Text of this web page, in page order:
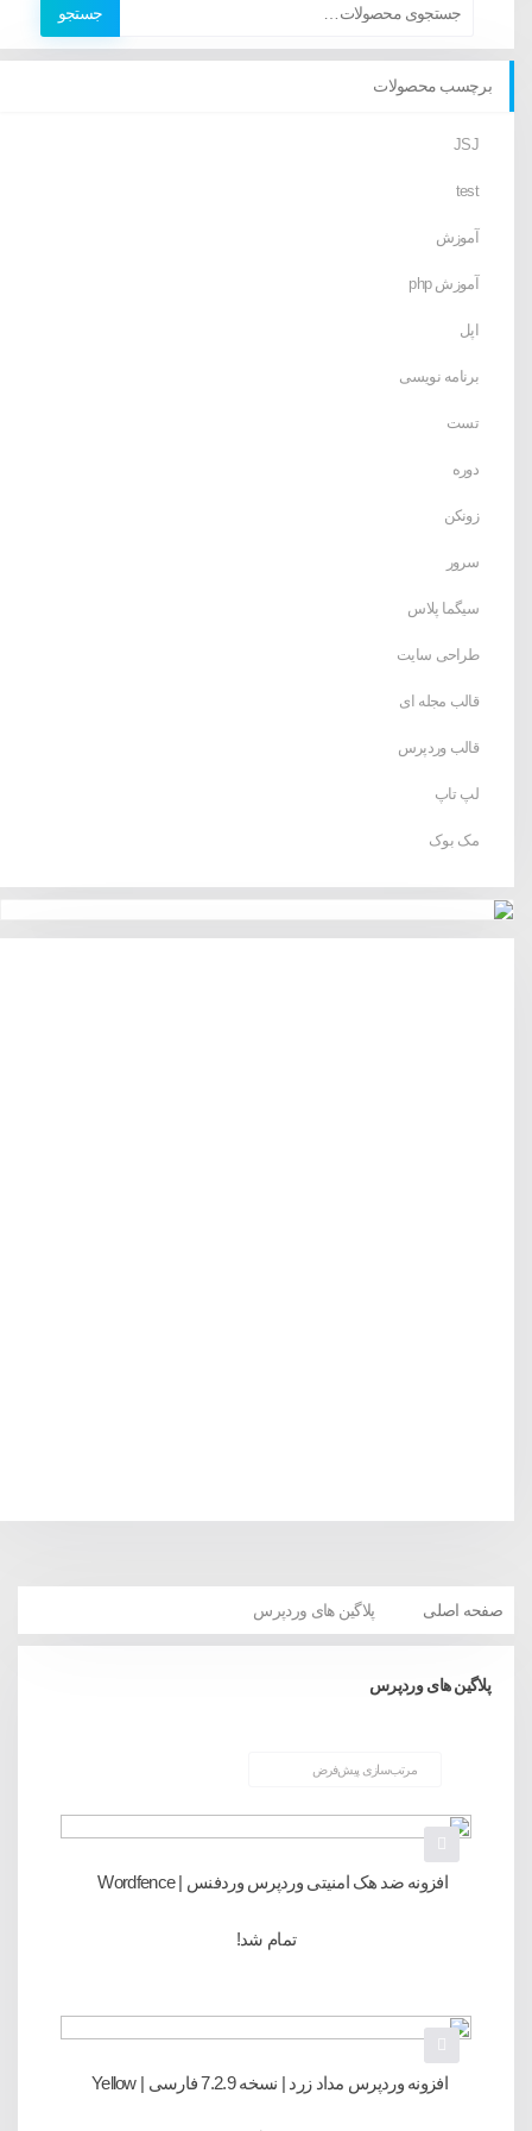
جستجو
برچسب محصولات
JSJ
test
آموزش
آموزش php
اپل
برنامه نویسی
تست
دوره
زونکن
سرور
سیگما پلاس
طراحی سایت
قالب مجله ای
قالب وردپرس
لپ تاپ
مک بوک
صفحه اصلی پلاگین های وردپرس
پلاگین های وردپرس
افزونه ضد هک امنیتی وردپرس وردفنس | Wordfence
تمام شد!
افزونه وردپرس مداد زرد | نسخه 7.2.9 فارسی | Yellow